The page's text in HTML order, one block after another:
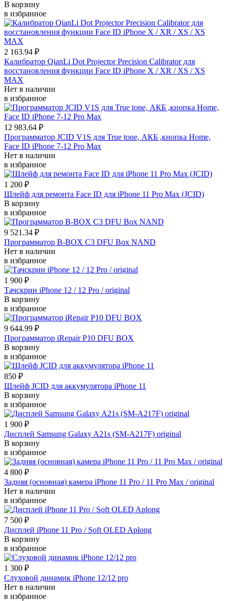
В корзину
в избранное
2 163.94 ₽
Калибратор QianLi Dot Projector Precision Calibrator для
восстановления функции Face ID iPhone X / XR / XS / XS
MAX
Нет в наличии
в избранное
12 983.64 ₽
Программатор JCID V1S для True tone, АКБ ,кнопка Home,
Face ID iPhone 7-12 Pro Max
Нет в наличии
в избранное
1 200 ₽
Шлейф для ремонта Face ID для iPhone 11 Pro Max (JCID)
В корзину
в избранное
9 521.34 ₽
Программатор B-BOX C3 DFU Box NAND
Нет в наличии
в избранное
1 900 ₽
Тачскрин iPhone 12 / 12 Pro / original
В корзину
в избранное
9 644.99 ₽
Программатор iRepair P10 DFU BOX
В корзину
в избранное
850 ₽
Шлейф JCID для аккумулятора iPhone 11
В корзину
в избранное
1 900 ₽
Дисплей Samsung Galaxy A21s (SM-A217F) original
В корзину
в избранное
4 800 ₽
Задняя (основная) камера iPhone 11 Pro / 11 Pro Max / original
Нет в наличии
в избранное
7 500 ₽
Дисплей iPhone 11 Pro / Soft OLED Aplong
В корзину
в избранное
1 300 ₽
Слуховой динамик iPhone 12/12 pro
Нет в наличии
в избранное